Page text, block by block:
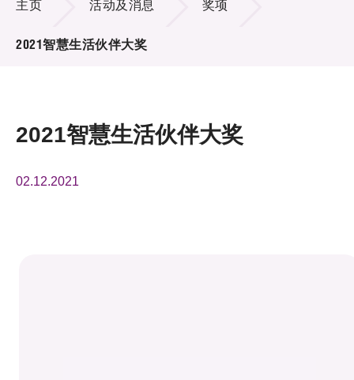
项目及资助计划
主页 活动及消息 奖项
2021智慧生活伙伴大奖
2021智慧生活伙伴大奖
02.12.2021